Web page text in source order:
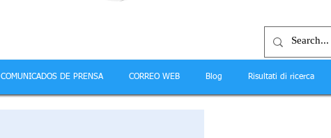
COMUNICADOS DE PRENSA CORREO WEB Blog Risultati di ricerca